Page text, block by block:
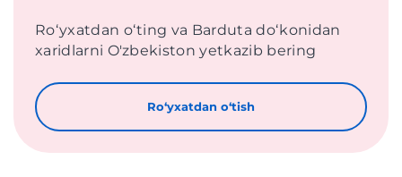
Roʻyxatdan oʻting va Barduta doʻkonidan
xaridlarni O'zbekiston yetkazib bering
Roʻyxatdan oʻtish